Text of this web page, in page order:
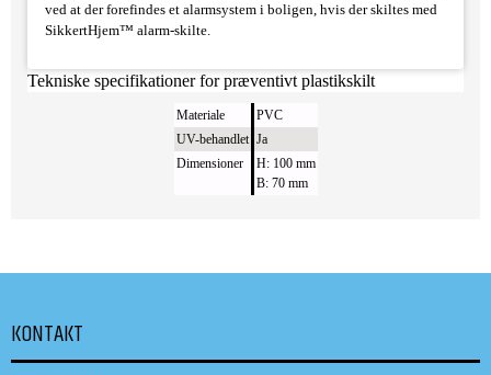
ved at der forefindes et alarmsystem i boligen, hvis der skiltes med
SikkertHjem™ alarm-skilte.
Tekniske specifikationer for præventivt plastikskilt
Materiale
PVC
UV-behandlet Ja
Dimensioner
H: 100 mm
B: 70 mm
KONTAKT